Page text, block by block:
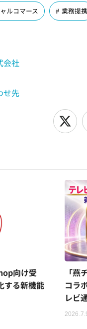
ルコマース 業務提携
会社
せ先
向け受
する新機能
「
コラ
レビ